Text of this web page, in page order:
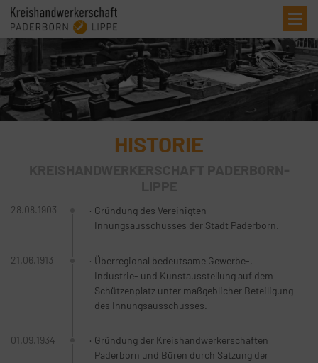
HISTORIE
28.08.1903
Gründung des Vereinigten
Innungsausschusses der Stadt Paderborn.
21.06.1913
Überregional bedeutsame Gewerbe-,
Industrie- und Kunstausstellung auf dem
Schützenplatz unter maßgeblicher Beteiligung
des Innungsausschusses.
01.09.1934
Gründung der Kreishandwerkerschaften
Paderborn und Büren durch Satzung der